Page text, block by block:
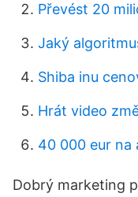
Převést 20
Jaký
Shiba inu
Hrát video
40 000 eur na
Dobrý marketing